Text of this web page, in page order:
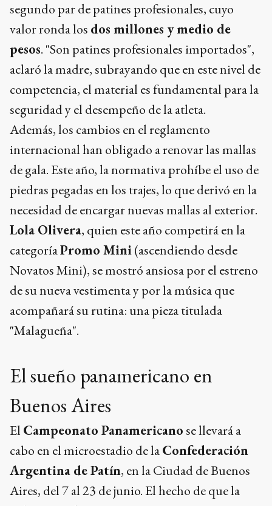
segundo par de patines profesionales, cuyo
valor ronda los dos millones y medio de
pesos. "Son patines profesionales importados",
aclaró la madre, subrayando que en este nivel de
competencia, el material es fundamental para la
seguridad y el desempeño de la atleta.
Además, los cambios en el reglamento
internacional han obligado a renovar las mallas
de gala. Este año, la normativa prohíbe el uso de
piedras pegadas en los trajes, lo que derivó en la
necesidad de encargar nuevas mallas al exterior.
Lola Olivera, quien este año competirá en la
categoríaPromo Mini(ascendiendo desde
Novatos Mini), se mostró ansiosa por el estreno
de su nueva vestimenta y por la música que
acompañará su rutina: una pieza titulada
"Malagueña".
El sueño panamericano en
Buenos Aires
El Campeonato Panamericanose llevará a
cabo en el microestadio de laConfederación
Argentina de Patín, en la Ciudad de Buenos
Aires, del 7 al 23 de junio. El hecho de que la